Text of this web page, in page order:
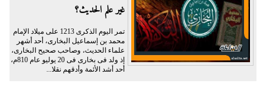
غير علم الحديث؟
تمر اليوم الذكرى 1213 على ميلاد الإمام
محمد بن إسماعيل البخارى، أحد أشهر
علماء الحديث، وصاحب صحيح البخارى،
إذ ولد فى بخارى فى 20 يوليو عام 810م،
أحد أشد الأئمة وأدقهم نقلا...